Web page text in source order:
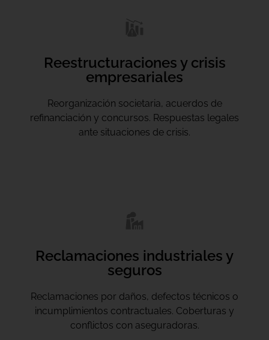
Reestructuraciones y crisis
empresariales
Reorganización societaria, acuerdos de
refinanciación y concursos. Respuestas legales
ante situaciones de crisis.
Reclamaciones industriales y
seguros
Reclamaciones por daños, defectos técnicos o
incumplimientos contractuales. Coberturas y
conflictos con aseguradoras.